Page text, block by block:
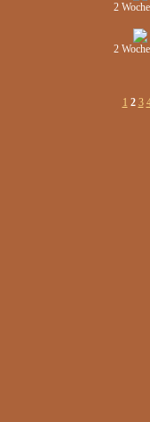
2
2
1 2 3